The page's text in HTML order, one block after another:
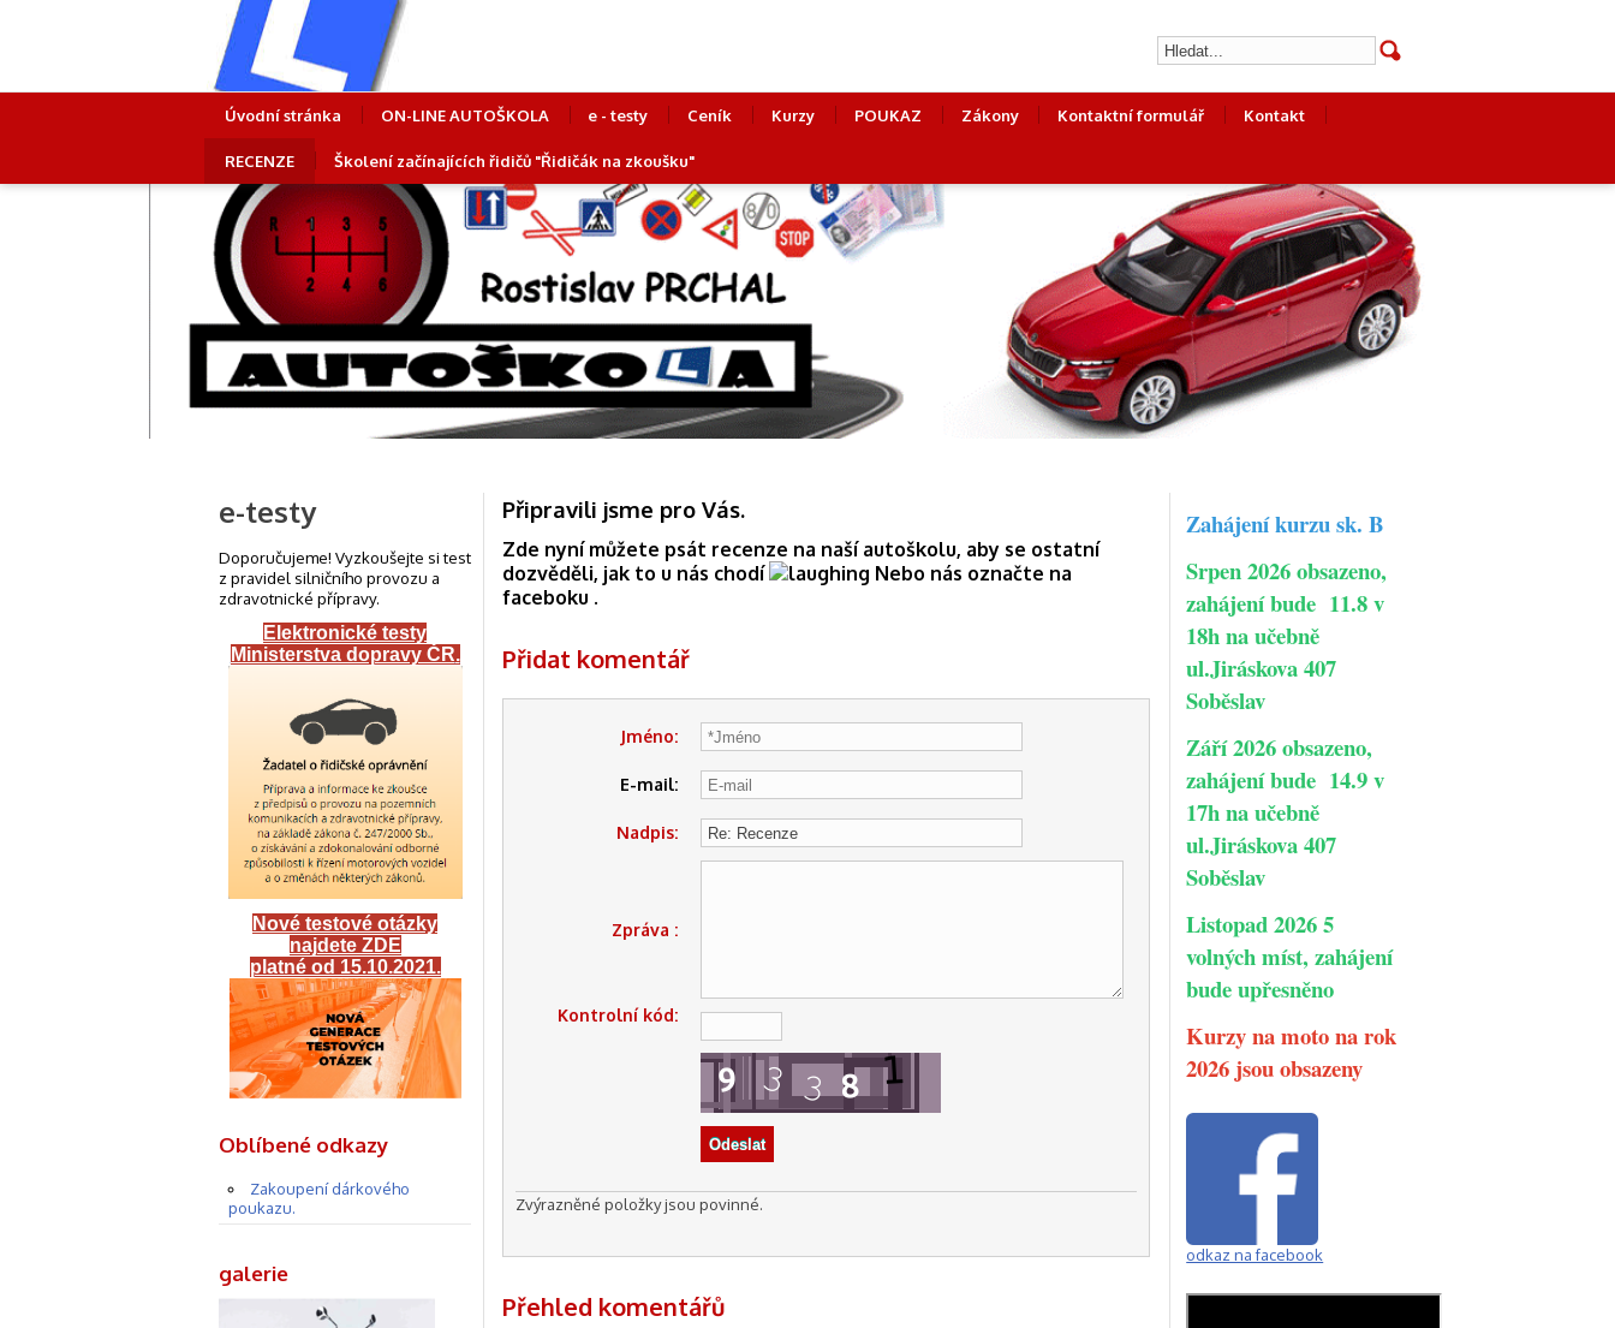
Úvodní stránka ON-LINE AUTOŠKOLA e - testy Ceník Kurzy POUKAZ Zákony Kontaktní formulář Kontakt
RECENZE Školení začínajících řidičů "Řidičák na zkoušku"
Připravili jsme pro Vás.
Zde nyní můžete psát recenze na naší autoškolu, aby se ostatní
dozvěděli, jak to u nás chodí
Nebo nás označte na
faceboku .
Přidat komentář
Jméno:
E-mail:
Nadpis:
Zpráva :
Kontrolní kód:
Zvýrazněné položky jsou povinné.
Přehled komentářů
Zahájení kurzu sk. B
Srpen 2026 obsazeno,
zahájení bude 11.8 v
18h na učebně
ul.Jiráskova 407
Soběslav
Září 2026 obsazeno,
zahájení bude 14.9 v
17h na učebně
ul.Jiráskova 407
Soběslav
Listopad 2026 5
volných míst, zahájení
bude upřesněno
Kurzy na moto na rok
2026 jsou obsazeny
odkaz na facebook
e-testy
Doporučujeme! Vyzkoušejte si test
z pravidel silničního provozu a
zdravotnické přípravy.
Elektronické testy
Ministerstva dopravy ČR.
Nové testové otázky
najdete ZDE
platné od 15.10.2021.
Oblíbené odkazy
Zakoupení dárkového
poukazu.
galerie